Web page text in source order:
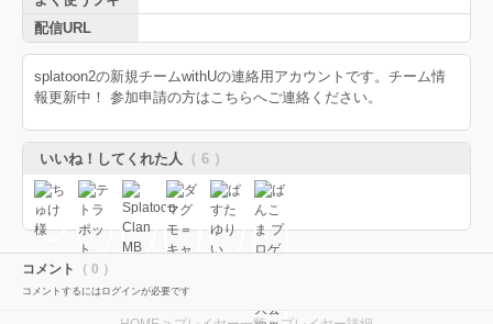
配信URL
splatoon2の新規チームwithUの連絡用アカウントです。チーム情
報更新中！ 参加申請の方はこちらへご連絡ください。
いいね！してくれた人 （ 6 ）
コメント （ 0 ）
コメントするにはログインが必要です